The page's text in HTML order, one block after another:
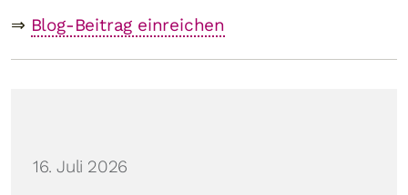
⇒ Blog-Beitrag einreichen
Details
16. Juli 2026